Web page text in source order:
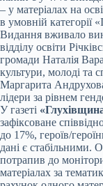
– у матеріалах на
в умовній категорії
Видання вживало
відділу освіти
громади Наталія
культури, молоді та
Маргарита
лідери за рівнем
У газеті
зафіксоване
до 17%, героїв/
дані є стабільними.
потрапив до
матеріалах за